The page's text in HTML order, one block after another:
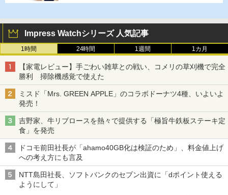
Impress Watchシリーズ 人気記事
1時間 24時間 1週間 1カ月
【家電レビュー】手ごわい雑草との戦い、コメリの草刈機で完全
勝利 掃除機感覚で使えた
ミスド「Mrs. GREEN APPLE」のコラボドーナツ4種、いよいよ
発売！
吉野家、牛リブロースを熱々で提供する「極旨牛鉄板ステーキ定
食」を発売
ドコモ前田社長が「ahamo40GB化は検証のため」、料金値上げ
への考え方にも言及
NTT島田社長、ソフトバンクのセブン出資に「dポイント使える
ようにして」